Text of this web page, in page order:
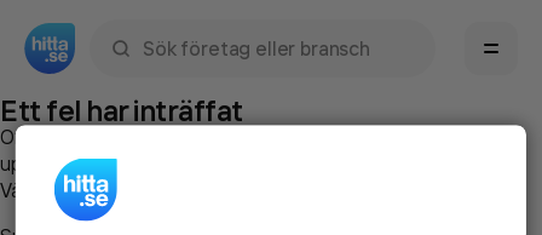
Ett fel har inträffat
Om du vill kan du
uppstod så att vi lättare och snabbare kan avhjälpa det.
Vänligen försök med följande: